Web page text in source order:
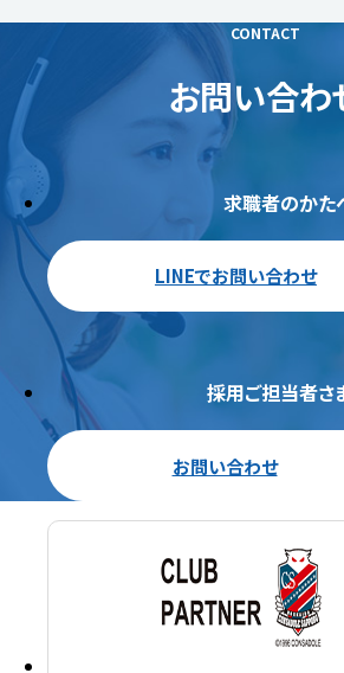
CONTACT
お問い合わ
求職者のかた
LINEでお問い合わせ
採用ご担当者さ
お問い合わせ